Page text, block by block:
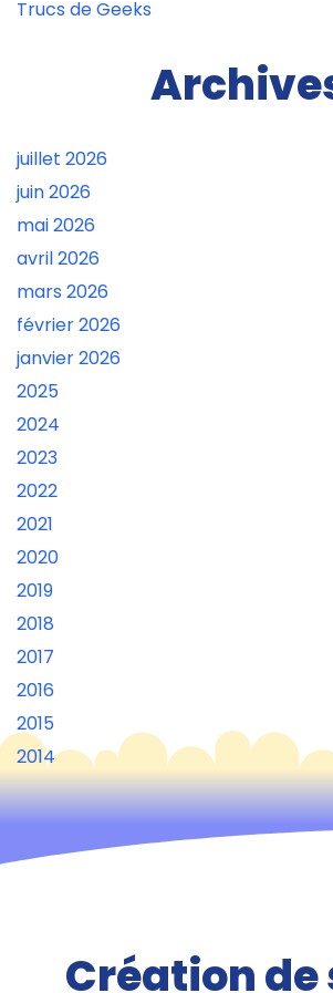
Trucs de Geeks
juillet 2026
juin 2026
mai 2026
avril 2026
mars 2026
février 2026
janvier 2026
2025
2024
2023
2022
2021
2020
2019
2018
2017
2016
2015
2014
Création de